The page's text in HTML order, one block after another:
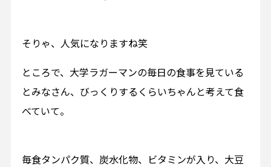
そりゃ、人気になりますね笑
ところで、大学ラガーマンの毎日の食事を見ている
とみなさん、びっくりするくらいちゃんと考えて食
べていて。
毎食タンパク質、炭水化物、ビタミンが入り、大豆